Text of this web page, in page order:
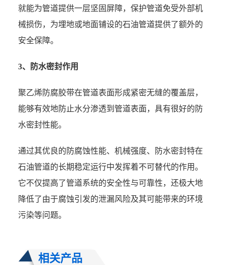
就能为管道提供一层坚固屏障，保护管道免受外部机
械损伤，为埋地或地面铺设的石油管道提供了额外的
安全保障。
3、防水密封作用
聚乙烯防腐胶带在管道表面形成紧密无缝的覆盖层，
能够有效地防止水分渗透到管道表面，具有很好的防
水密封性能。
通过其优良的防腐蚀性能、机械强度、防水密封特在
石油管道的长期稳定运行中发挥着不可替代的作用。
它不仅提高了管道系统的安全性与可靠性，还极大地
降低了由于腐蚀引发的泄漏风险及其可能带来的环境
污染等问题。
相关产品